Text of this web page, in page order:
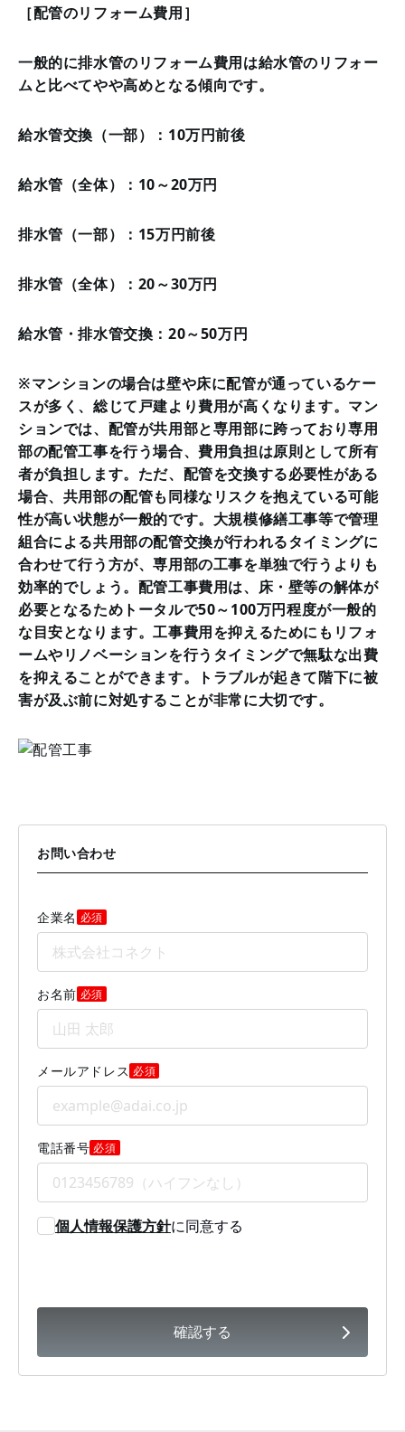
［配管のリフォーム費用］
一般的に排水管のリフォーム費用は給水管のリフォー
ムと比べてやや高めとなる傾向です。
給水管交換（一部）：10万円前後
給水管（全体）：10～20万円
排水管（一部）：15万円前後
排水管（全体）：20～30万円
給水管・排水管交換：20～50万円
※マンションの場合は壁や床に配管が通っているケー
スが多く、総じて戸建より費用が高くなります。マン
ションでは、配管が共用部と専用部に跨っており専用
部の配管工事を行う場合、費用負担は原則として所有
者が負担します。ただ、配管を交換する必要性がある
場合、共用部の配管も同様なリスクを抱えている可能
性が高い状態が一般的です。大規模修繕工事等で管理
組合による共用部の配管交換が行われるタイミングに
合わせて行う方が、専用部の工事を単独で行うよりも
効率的でしょう。配管工事費用は、床・壁等の解体が
必要となるためトータルで50～100万円程度が一般的
な目安となります。工事費用を抑えるためにもリフォ
ームやリノベーションを行うタイミングで無駄な出費
を抑えることができます。
トラブルが起きて階下に被
害が及ぶ前に対処することが非常に大切です。
お問い合わせ
企業名 必須
お名前 必須
メールアドレス 必須
電話番号 必須
個人情報保護方針に同意する
確認する